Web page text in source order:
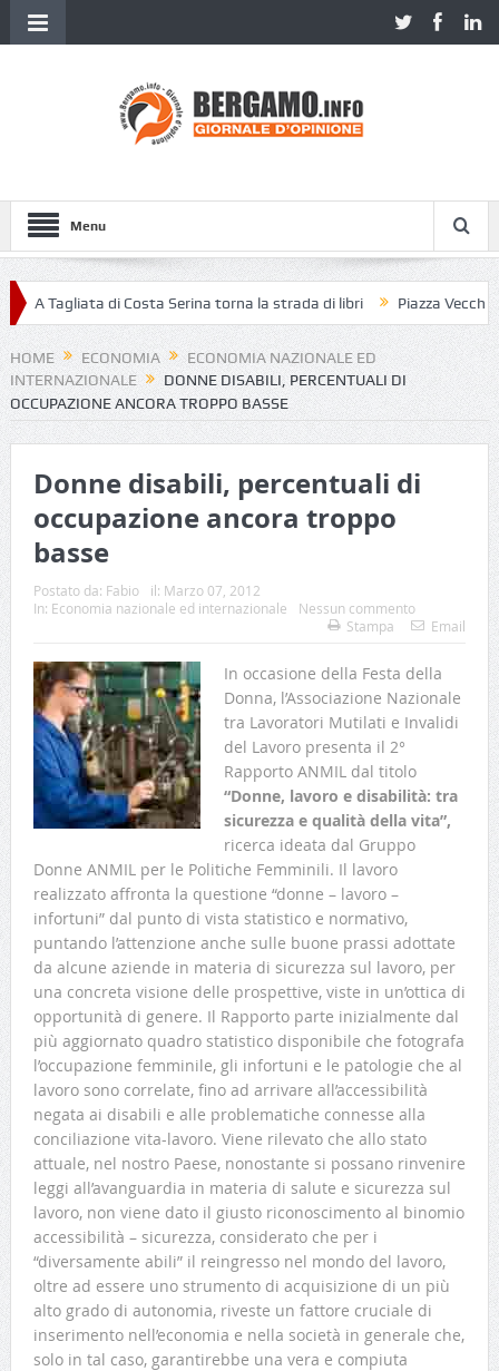
Menu
A Tagliata di Costa Serina torna la strada di libri Piazza Vecchia
HOME ECONOMIA
ECONOMIA NAZIONALE ED
INTERNAZIONALE
DONNE DISABILI, PERCENTUALI DI
OCCUPAZIONE ANCORA TROPPO BASSE
Donne disabili, percentuali di
occupazione ancora troppo
basse
Postato da: Fabio il: Marzo 07, 2012
In: Economia nazionale ed internazionale
Nessun commento
Stampa
Email
In occasione della Festa della
Donna, l’Associazione Nazionale
tra Lavoratori Mutilati e Invalidi
del Lavoro presenta il 2°
Rapporto ANMIL dal titolo
“Donne, lavoro e disabilità: tra
sicurezza e qualità della vita”,
ricerca ideata dal Gruppo
Donne ANMIL per le Politiche Femminili. Il lavoro
realizzato affronta la questione “donne – lavoro –
infortuni” dal punto di vista statistico e normativo,
puntando l’attenzione anche sulle buone prassi adottate
da alcune aziende in materia di sicurezza sul lavoro, per
una concreta visione delle prospettive, viste in un’ottica di
opportunità di genere. Il Rapporto parte inizialmente dal
più aggiornato quadro statistico disponibile che fotografa
l’occupazione femminile, gli infortuni e le patologie che al
lavoro sono correlate, fino ad arrivare all’accessibilità
negata ai disabili e alle problematiche connesse alla
conciliazione vita-lavoro. Viene rilevato che allo stato
attuale, nel nostro Paese, nonostante si possano rinvenire
leggi all’avanguardia in materia di salute e sicurezza sul
lavoro, non viene dato il giusto riconoscimento al binomio
accessibilità – sicurezza, considerato che per i
“diversamente abili” il reingresso nel mondo del lavoro,
oltre ad essere uno strumento di acquisizione di un più
alto grado di autonomia, riveste un fattore cruciale di
inserimento nell’economia e nella società in generale che,
solo in tal caso, garantirebbe una vera e compiuta